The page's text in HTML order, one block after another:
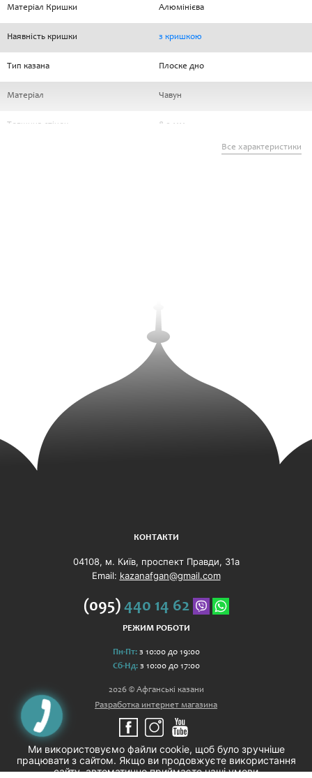
Матеріал Кришки Алюмінієва
Наявність кришки з кришкою
Тип казана Плоске дно
Матеріал Чавун
Товщина стінок 8-9 мм.
Все характеристики
КОНТАКТИ
04108, м. Київ, проспект Правди, 31а
Email: kazanafgan@gmail.com
(095)440 14 62
РЕЖИМ РОБОТИ
Пн-Пт:з 10:00 до 19:00
Сб-Нд:з 10:00 до 17:00
2026 © Афганські казани
Разработка интернет магазина
Ми використовуємо файли cookie, щоб було зручніше
працювати з сайтом. Якщо ви продовжуєте використання
сайту, автоматично приймаєте наші умови